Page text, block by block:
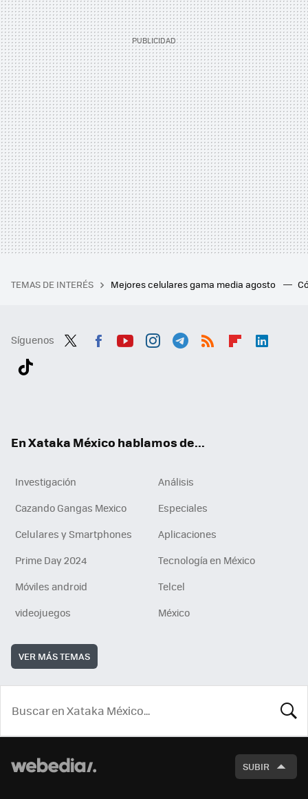
TEMAS DE INTERÉS Mejores celulares gama media agosto
Síguenos
En Xataka México hablamos de...
Investigación
Análisis
Cazando Gangas Mexico
Especiales
Celulares y Smartphones
Aplicaciones
Prime Day 2024
Tecnología en México
Móviles android
Telcel
videojuegos
México
VER MÁS TEMAS
SUBIR